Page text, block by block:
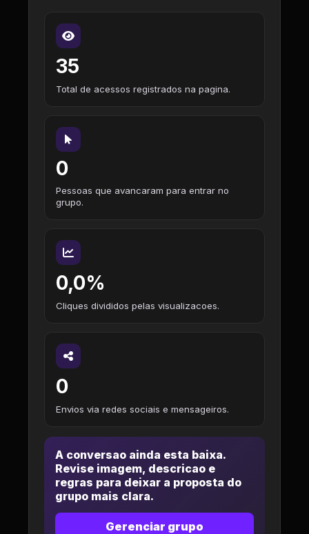
35
Total de acessos registrados na pagina.
0
Pessoas que avancaram para entrar no
grupo.
0,0%
Cliques divididos pelas visualizacoes.
0
Envios via redes sociais e mensageiros.
A conversao ainda esta baixa.
Revise imagem, descricao e
regras para deixar a proposta do
grupo mais clara.
Gerenciar grupo